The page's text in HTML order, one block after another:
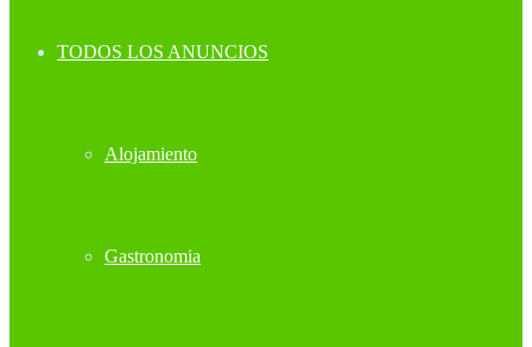
TODOS LOS ANUNCIOS
Alojamiento
Gastronomia